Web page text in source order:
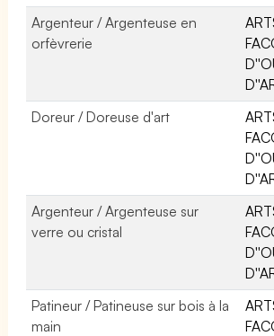
Argenteur / Argenteuse en
orfèvrerie
Doreur / Doreuse d'art
Argenteur / Argenteuse sur
verre ou cristal
Patineur / Patineuse sur bois à la
main